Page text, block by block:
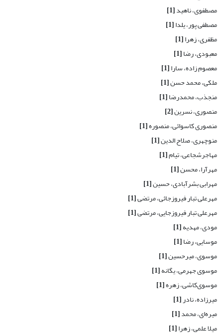
مصطفوی، ناهید[1]
مصطفی پور، یلدا[1]
مظفری، زهرا[1]
معبودی، رضا[1]
معصوم زاده، سارا[1]
ملکی، محمد حسن[1]
منجذب، محمدرضا[1]
منصوری، نسرین[2]
منصوری کاسوائی، منصوره[1]
منوچهری، صلاح الدین[1]
مهاجرشجاعی، تیام[1]
مهرآرا، محسن[1]
مهرابی بشرآبادی، حسین[1]
مهرعلی تبار فیروزجائی، مرتضی[1]
مهرعلی تبار فیروزجایی، مرتضی[1]
مودی، مهدیه[1]
موسایی، رضا[1]
موسوی، میرحسین[1]
موسوی جهرمی، یگانه[1]
موسوی‌کاشی، زهره[1]
میرزاده، نادر[1]
میره‌ای، محمد[1]
میلا علمی، زهرا[1]